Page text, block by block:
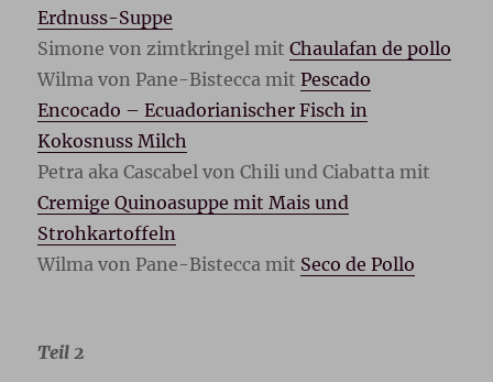
Erdnuss-Suppe
Simone von zimtkringel mitChaulafan de pollo
Wilma von Pane-Bistecca mitPescado
Encocado – Ecuadorianischer Fisch in
Kokosnuss Milch
Petra aka Cascabel von Chili und Ciabatta mit
Cremige Quinoasuppe mit Mais und
Strohkartoffeln
Wilma von Pane-Bistecca mit Seco de Pollo
Teil 2